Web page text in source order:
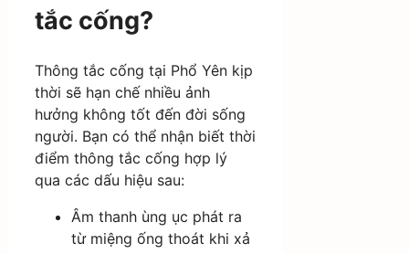
tắc cống?
Thông tắc cống tại Phổ Yên kịp
thời sẽ hạn chế nhiều ảnh
hưởng không tốt đến đời sống
người. Bạn có thể nhận biết thời
điểm thông tắc cống hợp lý
qua các dấu hiệu sau:
Âm thanh ùng ục phát ra
từ miệng ống thoát khi xả